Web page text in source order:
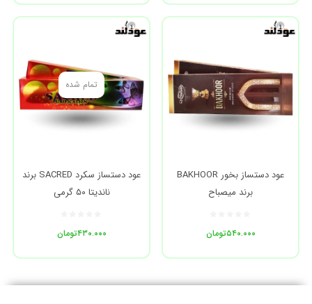
عود دستساز بخور BAKHOOR
برند میصباح
تومان۵۴۰.۰۰۰
تمام شده
عود دستساز سکرد SACRED برند
ناندیتا ۵۰ گرمی
تومان۴۳۰.۰۰۰